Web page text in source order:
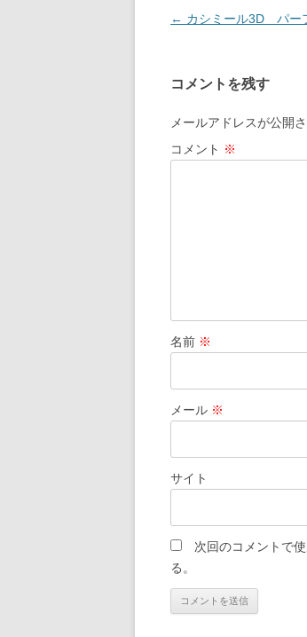
投
ビ
ゲ
ー
← カシミール3D パー
コメントを残す
メールアドレスが公開
コメント ※
名前 ※
メール ※
サイト
次回のコメントで
る。